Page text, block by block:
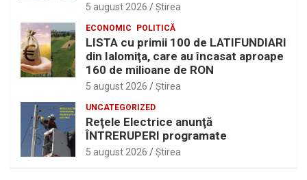
5 august 2026 Ştirea
ECONOMIC POLITICĂ
LISTA cu primii 100 de LATIFUNDIARI
din Ialomiţa, care au încasat aproape
160 de milioane de RON
5 august 2026 Ştirea
UNCATEGORIZED
Reţele Electrice anunţă
ÎNTRERUPERI programate
5 august 2026 Ştirea